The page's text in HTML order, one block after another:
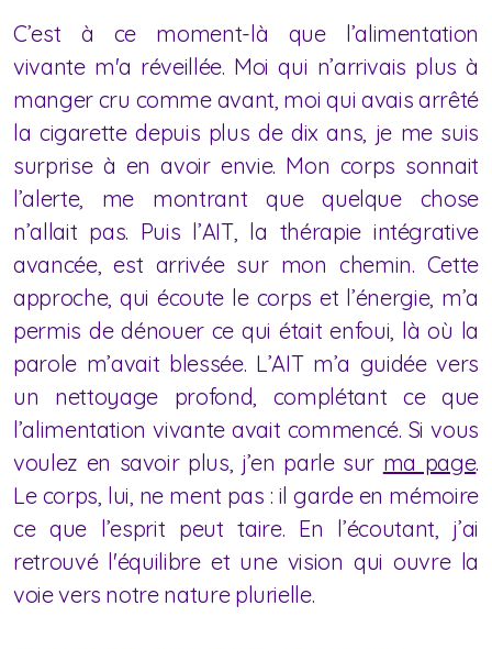
C’est à ce moment-là que l’alimentation
vivante m'a réveillée. Moi qui n’arrivais plus à
manger cru comme avant, moi qui avais arrêté
la cigarette depuis plus de dix ans, je me suis
surprise à en avoir envie. Mon corps sonnait
l’alerte, me montrant que quelque chose
n’allait pas. Puis l’AIT, la thérapie intégrative
avancée, est arrivée sur mon chemin. Cette
approche, qui écoute le corps et l’énergie, m’a
permis de dénouer ce qui était enfoui, là où la
parole m’avait blessée. L’AIT m’a guidée vers
un nettoyage profond, complétant ce que
l’alimentation vivante avait commencé. Si vous
voulez en savoir plus, j’en parle sur ma page.
Le corps, lui, ne ment pas : il garde en mémoire
ce que l’esprit peut taire. En l’écoutant, j’ai
retrouvé l'équilibre et une vision qui ouvre la
voie vers notre nature plurielle.